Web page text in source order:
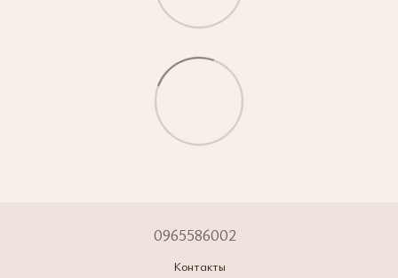
0965586002
Контакты